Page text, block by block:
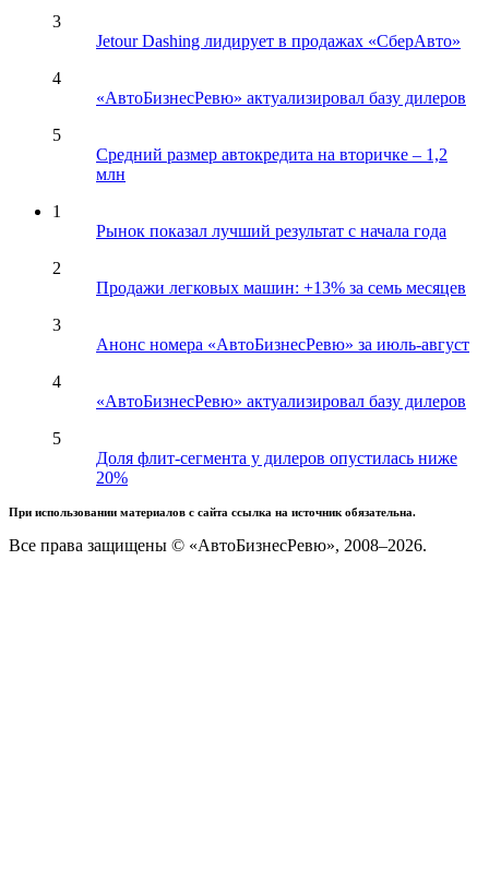
3
Jetour Dashing лидирует в продажах «СберАвто»
4
«АвтоБизнесРевю» актуализировал базу дилеров
5
Средний размер автокредита на вторичке – 1,2
млн
1
Рынок показал лучший результат с начала года
2
Продажи легковых машин: +13% за семь месяцев
3
Анонс номера «АвтоБизнесРевю» за июль-август
4
«АвтоБизнесРевю» актуализировал базу дилеров
5
Доля флит-сегмента у дилеров опустилась ниже
20%
При использовании материалов с сайта ссылка на источник обязательна.
Все права защищены © «АвтоБизнесРевю», 2008–2026.